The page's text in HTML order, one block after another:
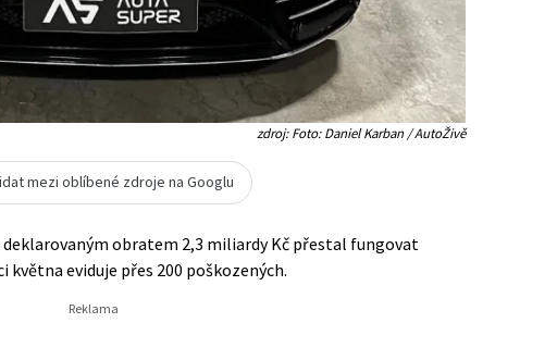
zdroj: Foto: Daniel Karban / AutoŽivě
mezi oblíbené zdroje na Googlu
obratem 2,3 miliardy Kč přestal fungovat
eviduje přes 200 poškozených.